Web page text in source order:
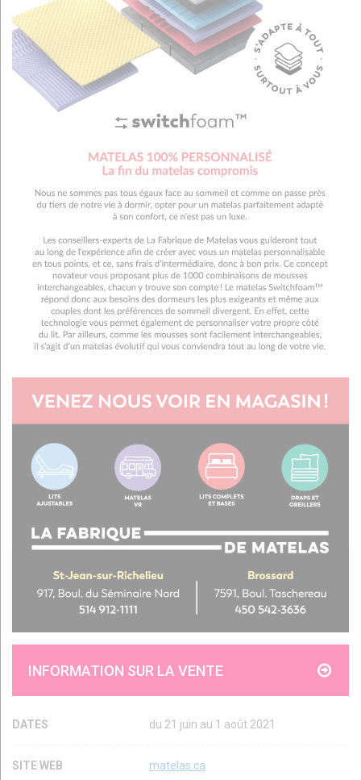
INFORMATION SUR LA VENTE
DATES du 21 juin au 1 août 2021
SITE WEB matelas.ca